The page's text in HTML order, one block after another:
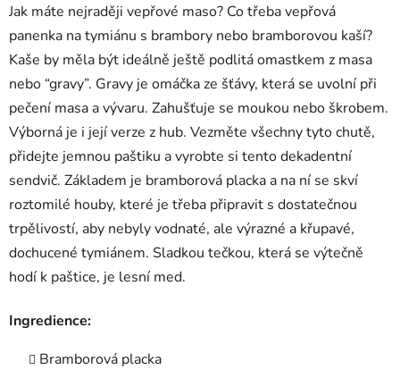
Jak máte nejraději vepřové maso? Co třeba vepřová
panenka na tymiánu s brambory nebo bramborovou kaší?
Kaše by měla být ideálně ještě podlitá omastkem z masa
nebo “gravy”. Gravy je omáčka ze šťávy, která se uvolní při
pečení masa a vývaru. Zahušťuje se moukou nebo škrobem.
Výborná je i její verze z hub. Vezměte všechny tyto chutě,
přidejte jemnou paštiku a vyrobte si tento dekadentní
sendvič. Základem je bramborová placka a na ní se skví
roztomilé houby, které je třeba připravit s dostatečnou
trpělivostí, aby nebyly vodnaté, ale výrazné a křupavé,
dochucené tymiánem. Sladkou tečkou, která se výtečně
hodí k paštice, je lesní med.
Ingredience:
Bramborová placka